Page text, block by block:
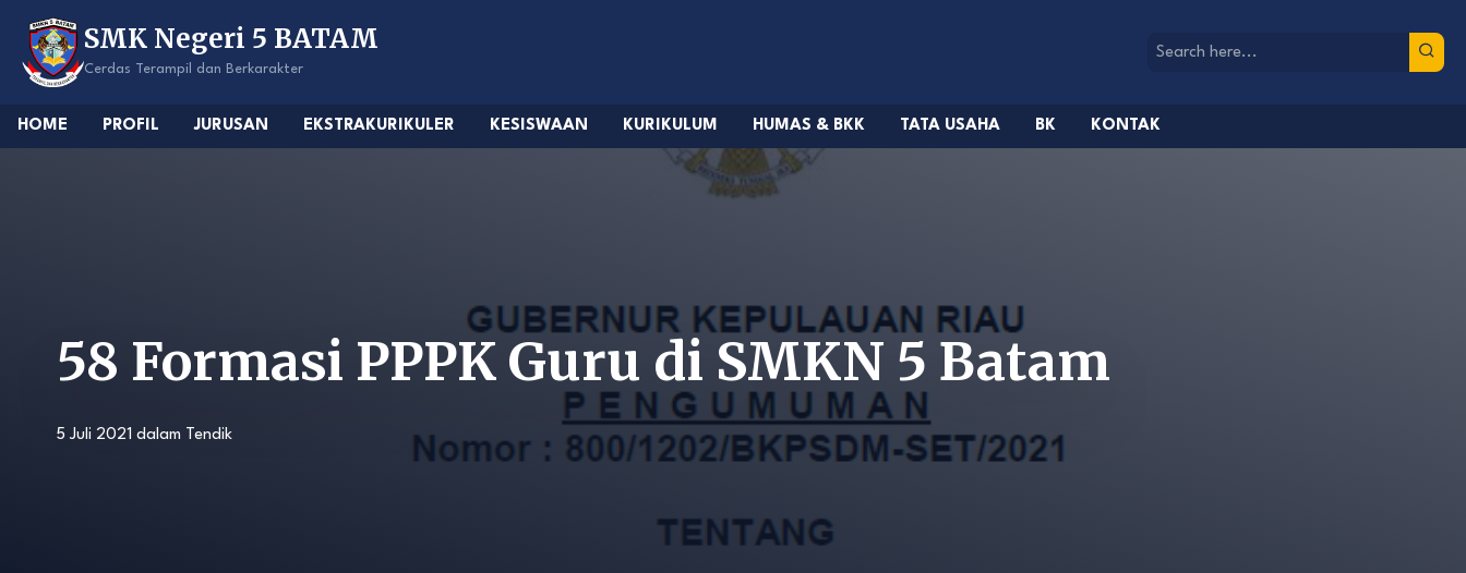
content
SMK Negeri 5 BATAM
Cerdas Terampil dan Berkarakter
HOME PROFIL JURUSAN EKSTRAKURIKULER KESISWAAN KURIKULUM HUMAS & BKK TATA USAHA BK KONTAK
58 Formasi PPPK Guru di SMKN 5 Batam
5 Juli 2021 dalam Tendik